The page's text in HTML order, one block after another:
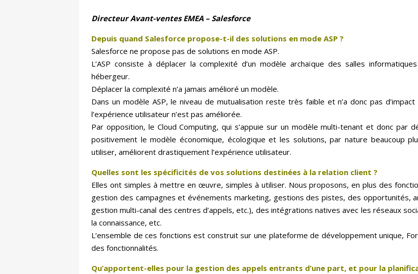
Directeur Avant-ventes EMEA – Salesforce
Depuis quand Salesforce propose-t-il des solutions en mode ASP ?
Salesforce ne propose pas de solutions en mode ASP.
L’ASP consiste à déplacer la complexité d’un modèle archaïque des salles
hébergeur.
Déplacer la complexité n’a jamais amélioré un modèle.
Dans un modèle ASP, le niveau de mutualisation reste très faible et n’a donc pas
l’expérience utilisateur n’est pas améliorée.
Par opposition, le Cloud Computing, qui s’appuie sur un modèle multi-tenant et donc par
positivement le modèle économique, écologique et les solutions, par nature beaucoup
utiliser, améliorent drastiquement l’expérience utilisateur.
Quelles sont les spécificités de vos solutions destinées à la relation client ?
Elles ont simples à mettre en œuvre, simples à utiliser. Nous proposons, en plus des
gestion des campagnes et événements marketing, gestions des pistes, des opportunités,
gestion multi-canal des centres d’appels, etc.), des intégrations natives avec les réseaux
la connaissance, etc.
L’ensemble de ces fonctions est construit sur une plateforme de développement unique,
des fonctionnalités.
Qu’apportent-elles pour la gestion des appels entrants d’une part, et pour la